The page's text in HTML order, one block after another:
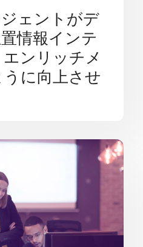
ェントがデ
情報インテ
ンリッチメ
に向上させ